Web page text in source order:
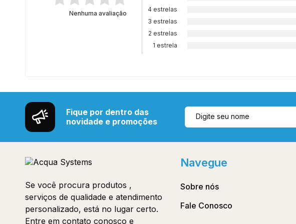
Nenhuma avaliação
4 estrelas
3 estrelas
2 estrelas
1 estrela
Fique por dentro das
novidade e promoções
Se você procura produtos ,
serviços de qualidade e atendimento
personalizado, está no lugar certo.
Entre em contato conosco e
Navegue
Sobre nós
Fale Conosco